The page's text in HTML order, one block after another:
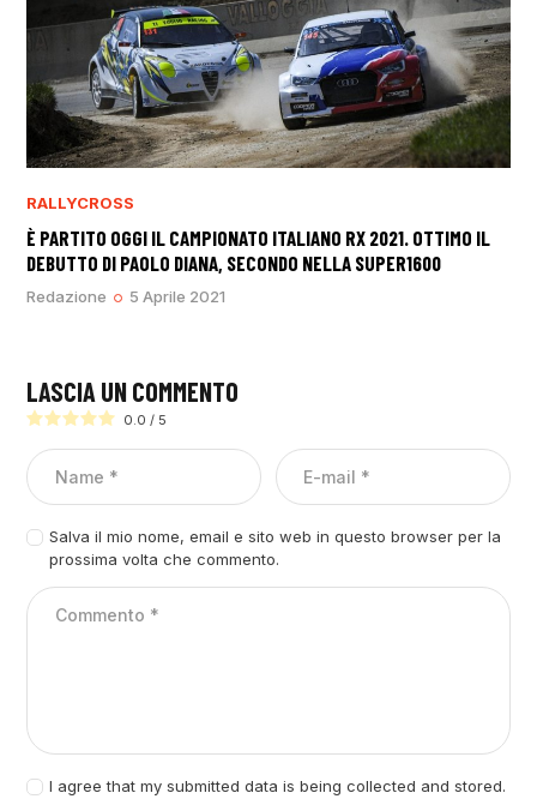
RALLYCROSS
È PARTITO OGGI IL CAMPIONATO ITALIANO RX 2021. OTTIMO IL
DEBUTTO DI PAOLO DIANA, SECONDO NELLA SUPER1600
Redazione 5 Aprile 2021
LASCIA UN COMMENTO
0.0 / 5
Salva il mio nome, email e sito web in questo browser per la
prossima volta che commento.
I agree that my submitted data is being collected and stored.